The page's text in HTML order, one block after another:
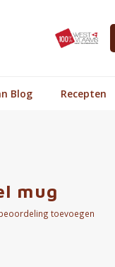
Blog Recepten
mug
toevoegen